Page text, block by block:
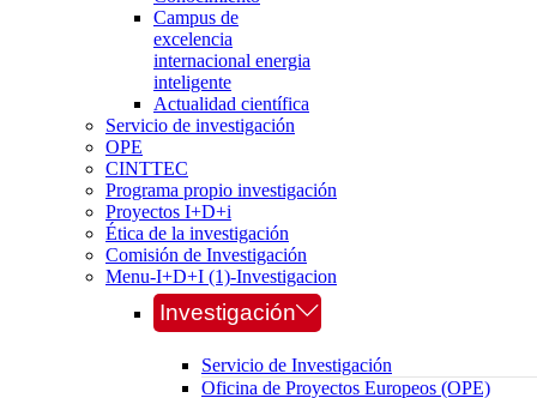
Campus de
excelencia
internacional energia
inteligente
Actualidad científica
Servicio de investigación
OPE
CINTTEC
Programa propio investigación
Proyectos I+D+i
Ética de la investigación
Comisión de Investigación
Menu-I+D+I (1)-Investigacion
Investigación
Servicio de Investigación
Oficina de Proyectos Europeos (OPE)